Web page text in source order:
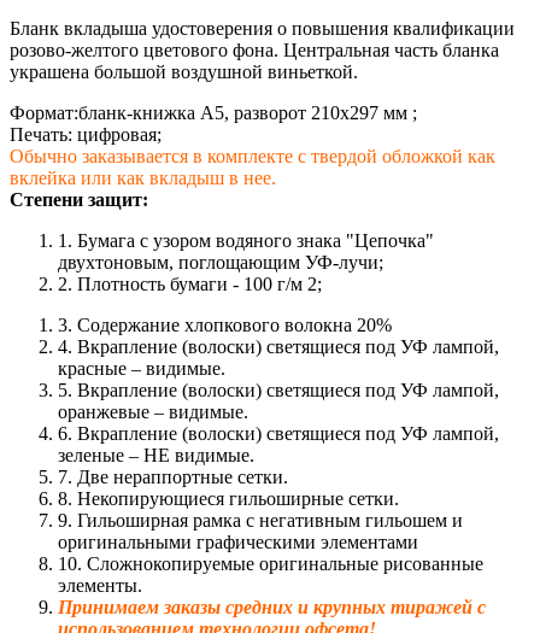
Бланк вкладыша удостоверения о повышения квалификации
розово-желтого цветового фона. Центральная часть бланка
украшена большой воздушной виньеткой.
Формат:бланк-книжка А5, разворот 210х297 мм ;
Печать: цифровая;
Обычно заказывается в комплекте с твердой обложкой как
вклейка или как вкладыш в нее.
Степени защит:
1. Бумага с узором водяного знака "Цепочка"
двухтоновым, поглощающим УФ-лучи;
2. Плотность бумаги - 100 г/м 2;
3. Содержание хлопкового волокна 20%
4. Вкрапление (волоски) светящиеся под УФ лампой,
красные – видимые.
5. Вкрапление (волоски) светящиеся под УФ лампой,
оранжевые – видимые.
6. Вкрапление (волоски) светящиеся под УФ лампой,
зеленые – НЕ видимые.
7. Две нераппортные сетки.
8. Некопирующиеся гильоширные сетки.
9. Гильоширная рамка с негативным гильошем и
оригинальными графическими элементами
10. Сложнокопируемые оригинальные рисованные
элементы.
Принимаем заказы средних и крупных тиражей с
использованием технологии офсета!